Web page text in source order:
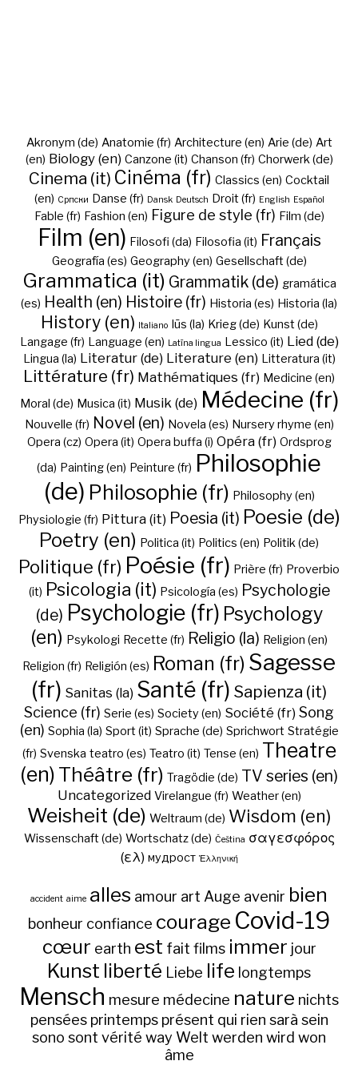
Akronym (de) Anatomie (fr) Architecture (en) Arie (de) Art
(en) Biology (en) Canzone (it) Chanson (fr) Chorwerk (de)
Cinema (it) Cinéma (fr) Classics (en) Cocktail
(en) Cрпски Danse (fr) Dansk Deutsch Droit (fr) English Español
Fable (fr) Fashion (en) Figure de style (fr) Film (de)
Film (en) Filosofi (da) Filosofia (it) Français
Geografía (es) Geography (en) Gesellschaft (de)
Grammatica (it) Grammatik (de) gramática
(es) Health (en) Histoire (fr) Historia (es) Historia (la)
History (en) Italiano Iūs (la) Krieg (de) Kunst (de)
Langage (fr) Language (en) Latīna lingua Lessico (it) Lied (de)
Lingua (la) Literatur (de) Literature (en) Litteratura (it)
Littérature (fr) Mathématiques (fr) Medicine (en)
Moral (de) Musica (it) Musik (de) Médecine (fr)
Nouvelle (fr) Novel (en) Novela (es) Nursery rhyme (en)
Opera (cz) Opera (it) Opera buffa (i) Opéra (fr) Ordsprog
(da) Painting (en) Peinture (fr) Philosophie
(de) Philosophie (fr) Philosophy (en)
Physiologie (fr) Pittura (it) Poesia (it) Poesie (de)
Poetry (en) Politica (it) Politics (en) Politik (de)
Politique (fr) Poésie (fr) Prière (fr) Proverbio
(it) Psicologia (it) Psicología (es) Psychologie
(de) Psychologie (fr) Psychology
(en) Psykologi Recette (fr) Religio (la) Religion (en)
Religion (fr) Religión (es) Roman (fr) Sagesse
(fr) Sanitas (la) Santé (fr) Sapienza (it)
Science (fr) Serie (es) Society (en) Société (fr) Song
(en) Sophia (la) Sport (it) Sprache (de) Sprichwort Stratégie
(fr) Svenska teatro (es) Teatro (it) Tense (en) Theatre
(en) Théâtre (fr) Tragödie (de) TV series (en)
Uncategorized Virelangue (fr) Weather (en)
Weisheit (de) Weltraum (de) Wisdom (en)
Wissenschaft (de) Wortschatz (de) Čeština σαγεσφόρος
(ελ) мудрост Ἑλληνική
accident aime alles amour art Auge avenir bien
bonheur confiance courage Covid-19
cœur earth est fait films immer jour
Kunst liberté Liebe life longtemps
Mensch mesure médecine nature nichts
pensées printemps présent qui rien sarà sein
sono sont vérité way Welt werden wird won
âme